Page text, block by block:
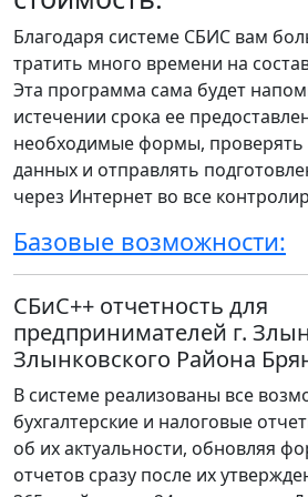
Благодаря системе СБИС вам
тратить много времени на
Эта программа сама будет
истечении срока ее
необходимые формы, проверять
данных и отправлять
через Интернет во все
Базовые возможности:
СБиС++ отчетность для
предпринимателей г.
Злынковского Района
В системе реализованы все
бухгалтерские и налоговые
об их актуальности, обновляя
отчетов сразу после их